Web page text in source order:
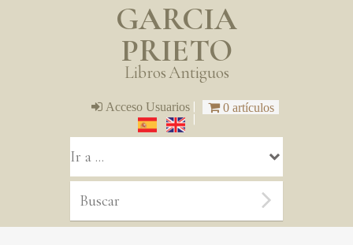
GARCIA
PRIETO
Libros Antiguos
0 artículos
Acceso Usuarios |
|